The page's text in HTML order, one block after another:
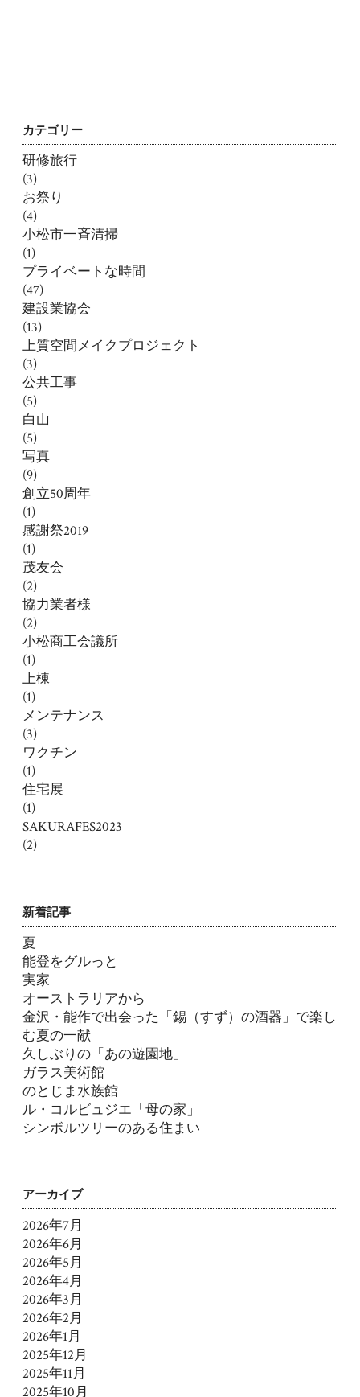
カテゴリー
研修旅行
(3)
お祭り
(4)
小松市一斉清掃
(1)
プライベートな時間
(47)
建設業協会
(13)
上質空間メイクプロジェクト
(3)
公共工事
(5)
白山
(5)
写真
(9)
創立50周年
(1)
感謝祭2019
(1)
茂友会
(2)
協力業者様
(2)
小松商工会議所
(1)
上棟
(1)
メンテナンス
(3)
ワクチン
(1)
住宅展
(1)
SAKURAFES2023
(2)
新着記事
夏
能登をグルっと
実家
オーストラリアから
金沢・能作で出会った「錫（すず）の酒器」で楽し
む夏の一献
久しぶりの「あの遊園地」
ガラス美術館
のとじま水族館
ル・コルビュジエ「母の家」
シンボルツリーのある住まい
アーカイブ
2026年7月
2026年6月
2026年5月
2026年4月
2026年3月
2026年2月
2026年1月
2025年12月
2025年11月
2025年10月